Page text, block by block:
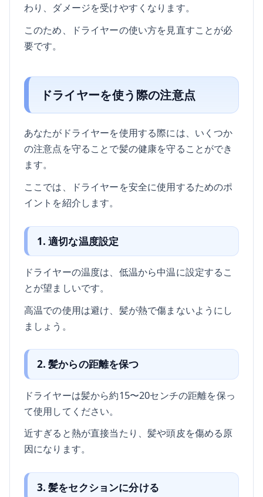
わり、ダメージを受けやすくなります。
このため、ドライヤーの使い方を見直すことが必
要です。
ドライヤーを使う際の注意点
あなたがドライヤーを使用する際には、いくつか
の注意点を守ることで髪の健康を守ることができ
ます。
ここでは、ドライヤーを安全に使用するためのポ
イントを紹介します。
1. 適切な温度設定
ドライヤーの温度は、低温から中温に設定するこ
とが望ましいです。
高温での使用は避け、髪が熱で傷まないようにし
ましょう。
2. 髪からの距離を保つ
ドライヤーは髪から約15〜20センチの距離を保っ
て使用してください。
近すぎると熱が直接当たり、髪や頭皮を傷める原
因になります。
3. 髪をセクションに分ける